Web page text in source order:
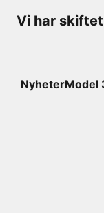
Vi har skiftet
NyheterModel